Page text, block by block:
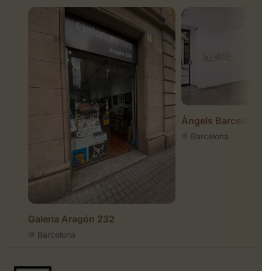
Galería Aragón 232
Barcelona
Àngels Barcelona
Barcelona